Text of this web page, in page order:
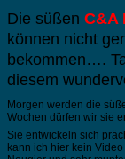
Die süßen C&A
können nicht
bekommen….
diesem
Morgen werden die
Wochen dürfen wir sie
Sie entwickeln sich
kann ich hier kein